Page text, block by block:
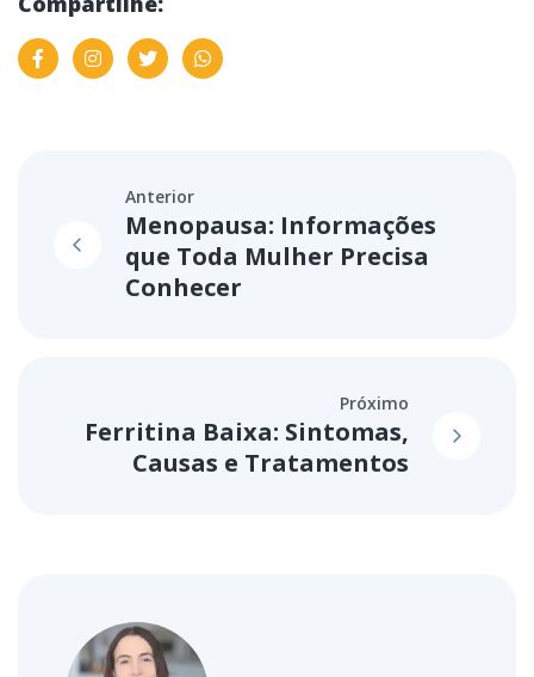
Anterior
Menopausa: Informações
que Toda Mulher Precisa
Conhecer
Próximo
Ferritina Baixa: Sintomas,
Causas e Tratamentos